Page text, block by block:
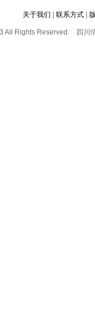
关于我们 联系方式|
All Rights Reserved. 四